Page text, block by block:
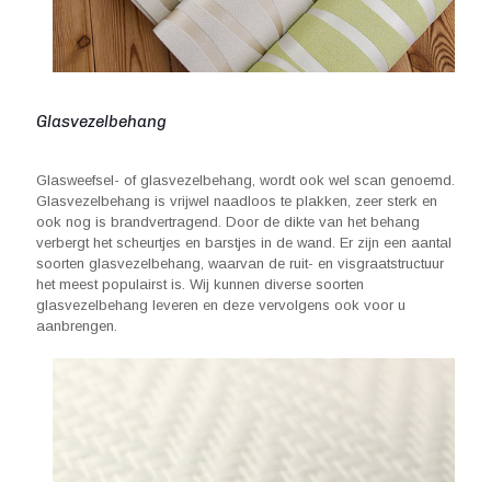
Glasvezelbehang
Glasweefsel- of glasvezelbehang, wordt ook wel scan genoemd.
Glasvezelbehang is vrijwel naadloos te plakken, zeer sterk en
ook nog is brandvertragend. Door de dikte van het behang
verbergt het scheurtjes en barstjes in de wand. Er zijn een aantal
soorten glasvezelbehang, waarvan de ruit- en visgraatstructuur
het meest populairst is. Wij kunnen diverse soorten
glasvezelbehang leveren en deze vervolgens ook voor u
aanbrengen.